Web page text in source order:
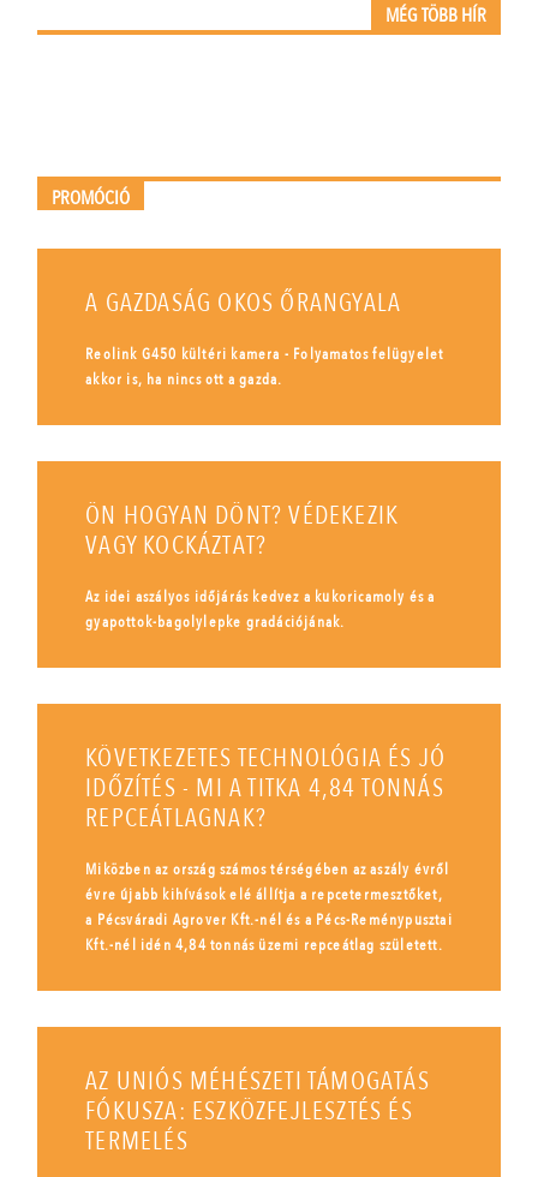
MÉG TÖBB HÍR
PROMÓCIÓ
A GAZDASÁG OKOS ŐRANGYALA
Reolink G450 kültéri kamera - Folyamatos felügyelet
akkor is, ha nincs ott a gazda.
ÖN HOGYAN DÖNT? VÉDEKEZIK
VAGY KOCKÁZTAT?
Az idei aszályos időjárás kedvez a kukoricamoly és a
gyapottok-bagolylepke gradációjának.
KÖVETKEZETES TECHNOLÓGIA ÉS JÓ
IDŐZÍTÉS - MI A TITKA 4,84 TONNÁS
REPCEÁTLAGNAK?
Miközben az ország számos térségében az aszály évről
évre újabb kihívások elé állítja a repcetermesztőket,
a Pécsváradi Agrover Kft.-nél és a Pécs-Reménypusztai
Kft.-nél idén 4,84 tonnás üzemi repceátlag született.
AZ UNIÓS MÉHÉSZETI TÁMOGATÁS
FÓKUSZA: ESZKÖZFEJLESZTÉS ÉS
TERMELÉS